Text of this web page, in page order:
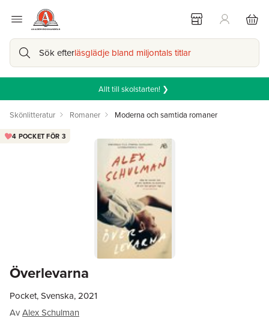
Sök efterläsglädje bland miljontals titlar
Allt till skolstarten! ❯
Skönlitteratur Romaner Moderna och samtida romaner
Överlevarna
4 POCKET FÖR 3
Pocket, Svenska, 2021
AvAlex Schulman